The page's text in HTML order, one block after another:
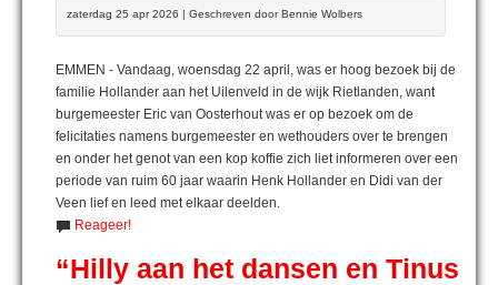
zaterdag 25 apr 2026 | Geschreven door Bennie Wolbers
EMMEN - Vandaag, woensdag 22 april, was er hoog bezoek bij de
familie Hollander aan het Uilenveld in de wijk Rietlanden, want
burgemeester Eric van Oosterhout was er op bezoek om de
felicitaties namens burgemeester en wethouders over te brengen
en onder het genot van een kop koffie zich liet informeren over een
periode van ruim 60 jaar waarin Henk Hollander en Didi van der
Veen lief en leed met elkaar deelden.
Reageer!
“Hilly aan het dansen en Tinus